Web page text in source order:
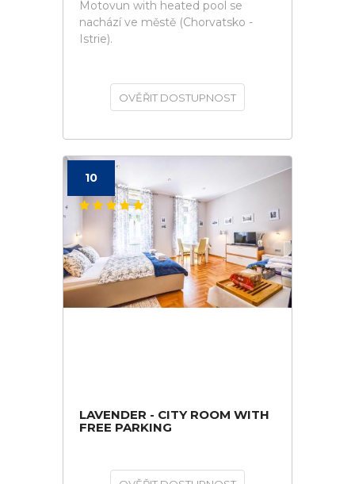
Motovun with heated pool se
nachází ve městě (Chorvatsko -
Istrie).
OVĚŘIT DOSTUPNOST
10
LAVENDER - CITY ROOM WITH
FREE PARKING